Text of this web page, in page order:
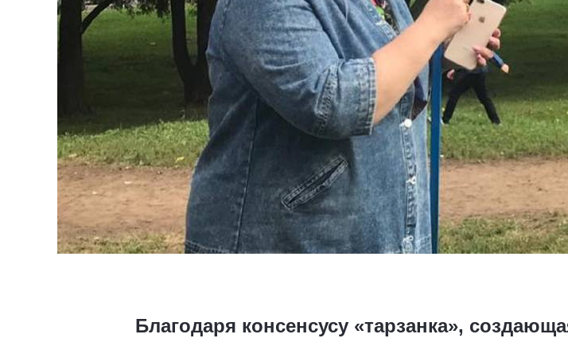
Благодаря консенсусу «тарзанка»,